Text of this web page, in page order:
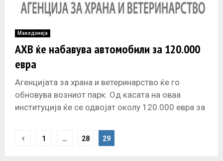
Македонија
АХВ ќе набавува автомобили за 120.000
евра
Агенцијата за храна и ветеринарство ќе го
обновува возниот парк. Од касата на оваа
институција ќе се одвојат околу 120.000 евра за
1 … 28 29